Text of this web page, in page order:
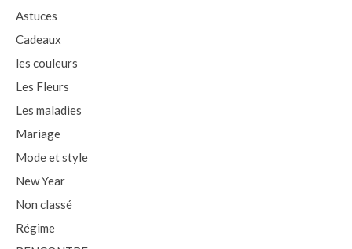
Astuces
Cadeaux
les couleurs
Les Fleurs
Les maladies
Mariage
Mode et style
New Year
Non classé
Régime